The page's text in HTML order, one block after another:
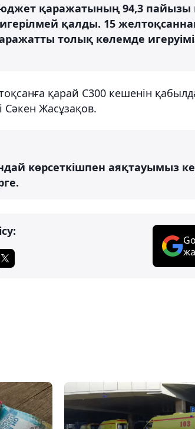
қаражатының 94,3 пайызы
қалды. 15
толық көлемде
қарай С300 кешенін
Сәкен Жасұзақов.
көрсеткішпен аяқтауымыз